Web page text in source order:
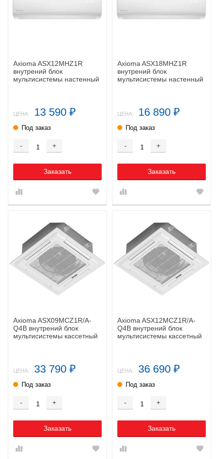
Axioma ASX12MHZ1R
внутрений блок
мультисистемы настенный
ЦЕНА: 13 590 ₽
Под заказ
- +
Заказать
Axioma ASX18MHZ1R
внутрений блок
мультисистемы настенный
ЦЕНА: 16 890 ₽
Под заказ
- +
Заказать
Axioma ASX09MCZ1R/A-
Q4B внутрений блок
мультисистемы кассетный
ЦЕНА: 33 790 ₽
Под заказ
- +
Заказать
Axioma ASX12MCZ1R/A-
Q4B внутрений блок
мультисистемы кассетный
ЦЕНА: 36 690 ₽
Под заказ
- +
Заказать